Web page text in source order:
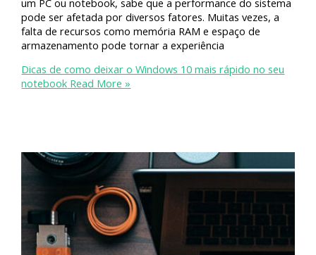
pode ser afetada por diversos fatores. Muitas vezes, a
falta de recursos como memória RAM e espaço de
armazenamento pode tornar a experiência
Dicas de como deixar o Windows 10 mais rápido no seu
notebook Read More »